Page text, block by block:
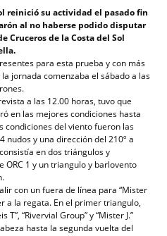
reinició su actividad el pasado fin
al no haberse podido disputar
Cruceros de la Costa del Sol
para esta prueba y con más
jornada comenzaba el sábado a las
a las 12.00 horas, tuvo que
en las mejores condiciones hasta
condiciones del viento fueron las
nudos y una dirección del 210º a
en dos triángulos y
ORC 1 y un triangulo y barlovento
con un fuera de línea para “Mister
a la regata. En el primer triangulo,
T”, “Rivervial Group” y “Mister J.”
hasta la segunda vuelta del